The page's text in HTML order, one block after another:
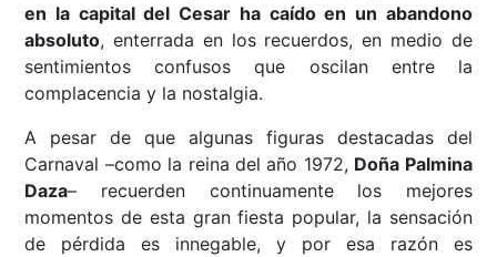
en la capital del Cesar ha caído en un abandono
absoluto, enterrada en los recuerdos, en medio de
sentimientos confusos que oscilan entre la
complacencia y la nostalgia.
A pesar de que algunas figuras destacadas del
Carnaval –como la reina del año 1972, Doña Palmina
Daza– recuerden continuamente los mejores
momentos de esta gran fiesta popular, la sensación
de pérdida es innegable, y por esa razón es